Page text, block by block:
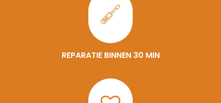
REPARATIE BINNEN 30 MIN